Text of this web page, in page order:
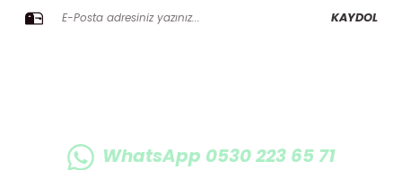
KAYDOL
WhatsApp 0530 223 65 71